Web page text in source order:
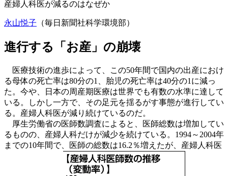
産婦人科医が減るのはなぜか
永山悦子 （毎日新聞社科学環境部）
進行する「お産」の崩壊
医療技術の進歩によって、この50年間で国内の出産におけ
る母体の死亡率は80分の1、胎児の死亡率は40分の1に減っ
た。今や、日本の周産期医療は世界でも有数の水準に達して
いる。しかし一方で、その足元を揺るがす事態が進行してい
る。産婦人科医が減り続けているのだ。
厚生労働省の医師数調査によると、医師総数は増加してい
るものの、産婦人科だけが減少を続けている。1994～2004年
までの10年間で、医師の総数は16.2％増えたが、産婦人科医